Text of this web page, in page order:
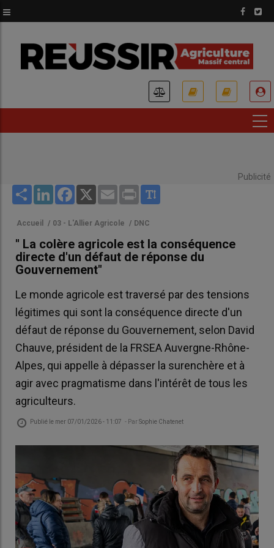
au
principal
Publicité
Share LinkedInFacebook
X Email Print
Accueil / 03 - L'Allier Agricole / DNC
" La colère agricole est la conséquence
directe d'un défaut de réponse du
Gouvernement"
Le monde agricole est traversé par des tensions
légitimes qui sont la conséquence directe d'un
défaut de réponse du Gouvernement, selon David
Chauve, président de la FRSEA Auvergne-Rhône-
Alpes, qui appelle à dépasser la surenchère et à
agir avec pragmatisme dans l'intérêt de tous les
agriculteurs.
Publié le mer 07/01/2026 - 11:07 - ParSophie Chatenet